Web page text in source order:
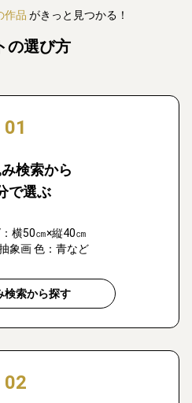
作品 がきっと見つかる！
の選び方
01
検索から
で選ぶ
横50㎝×縦40㎝
象画 色：青など
検索から探す
02